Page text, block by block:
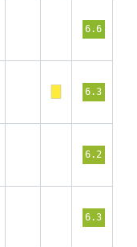
6.6
6.3
6.2
6.3